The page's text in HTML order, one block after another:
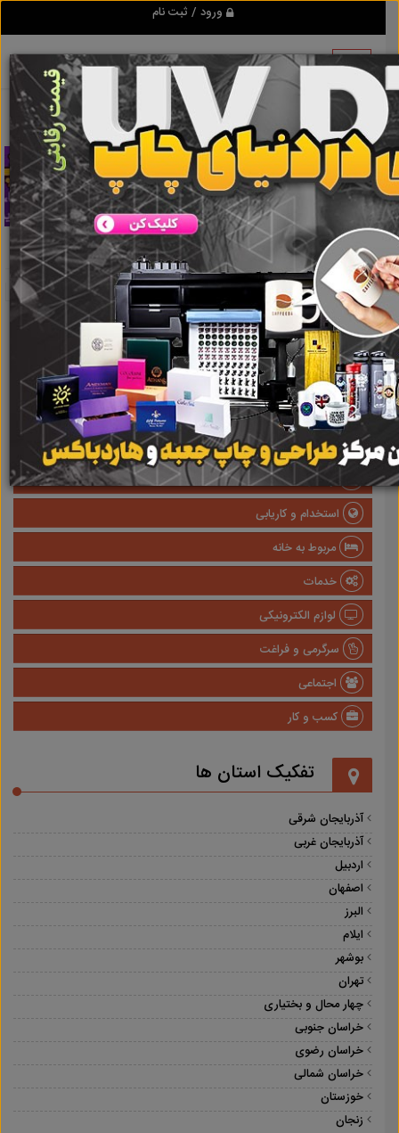
ورود / ثبت نام
تبلیغ کن نتایج جستجو برای برچسبمیکرو فیلتر
نتایج جستجو برای برچسبمیکرو فیلتر
گروه ها
املاک
صنعتی
پزشکی و سلامت
وسایل نقلیه
استخدام و کاریابی
مربوط به خانه
خدمات
لوازم الکترونیکی
سرگرمی و فراغت
اجتماعی
کسب و کار
تفکیک استان ها
آذربایجان شرقی
آذربایجان غربی
اردبیل
اصفهان
البرز
ایلام
بوشهر
تهران
چهار محال و بختیاری
خراسان جنوبی
خراسان رضوی
خراسان شمالی
خوزستان
زنجان